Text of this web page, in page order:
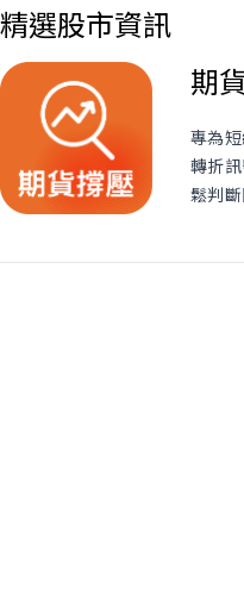
精選股市資訊
期
專為
轉折
鬆判